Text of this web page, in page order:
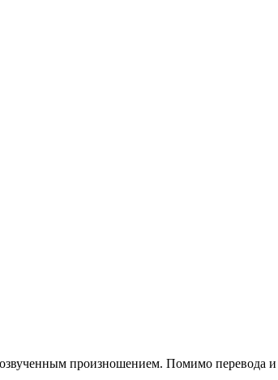
произношением. Помимо перевода и